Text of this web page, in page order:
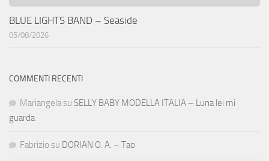
BLUE LIGHTS BAND – Seaside
05/08/2026
COMMENTI RECENTI
Mariangela su SELLY BABY MODELLA ITALIA – Luna lei mi
guarda
Fabrizio su DORIAN O. A. – Tao